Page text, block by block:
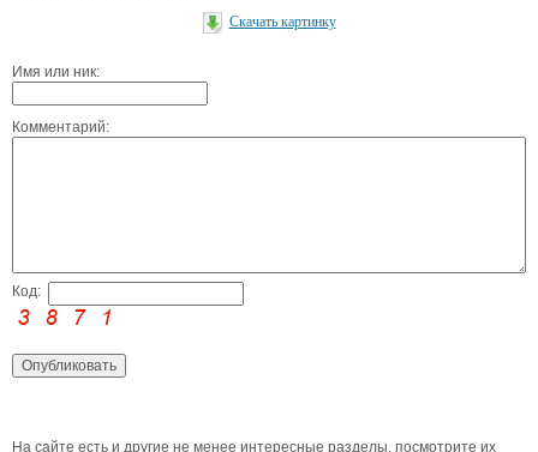
Скачать картинку
Имя или ник:
Комментарий:
Код:
На сайте есть и другие не менее интересные разделы, посмотрите их